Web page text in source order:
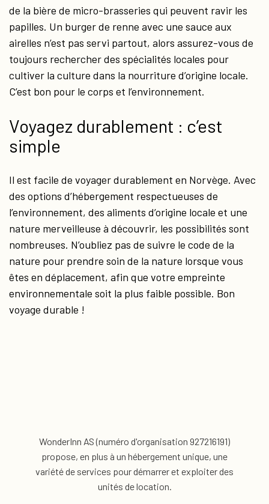
de la bière de micro-brasseries qui peuvent ravir les
papilles. Un burger de renne avec une sauce aux
airelles n’est pas servi partout, alors assurez-vous de
toujours rechercher des spécialités locales pour
cultiver la culture dans la nourriture d’origine locale.
C’est bon pour le corps et l’environnement.
Voyagez durablement : c’est
simple
Il est facile de voyager durablement en Norvège. Avec
des options d’hébergement respectueuses de
l’environnement, des aliments d’origine locale et une
nature merveilleuse à découvrir, les possibilités sont
nombreuses. N’oubliez pas de suivre le code de la
nature pour prendre soin de la nature lorsque vous
êtes en déplacement, afin que votre empreinte
environnementale soit la plus faible possible. Bon
voyage durable !
WonderInn AS (numéro d'organisation 927216191)
propose, en plus à un hébergement unique, une
variété de services pourdémarrer et exploiter des
unités de location.